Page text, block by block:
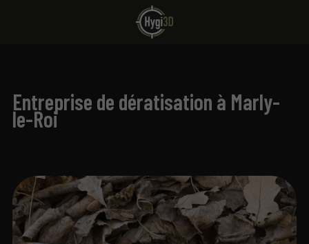
Entreprise de dératisation à Marly-
le-Roi